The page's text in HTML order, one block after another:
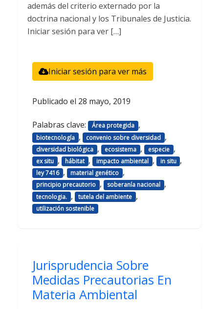
además del criterio externado por la
doctrina nacional y los Tribunales de Justicia.
Iniciar sesión para ver […]
Iniciar sesión para ver más
Publicado el 28 mayo, 2019
Palabras clave: Área protegida ,
biotecnología , convenio sobre diversidad ,
diversidad biológica , ecosistema , especie ,
ex situ , hábitat , impacto ambiental , in situ ,
ley 7416 , material genético ,
principio precautorio , soberanía nacional ,
tecnologia. , tutela del ambiente ,
utilización sostenible
Jurisprudencia Sobre
Medidas Precautorias En
Materia Ambiental